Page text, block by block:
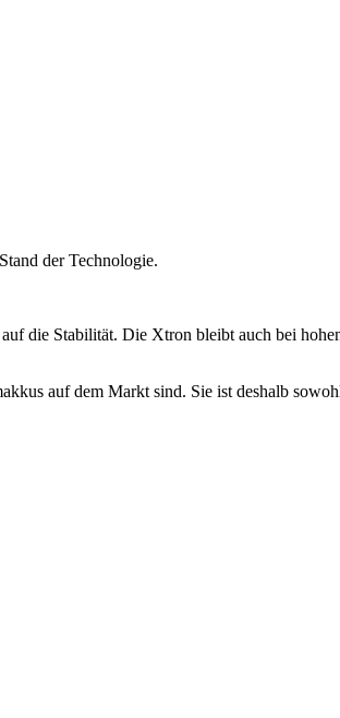
der Technologie.
die Stabilität. Die Xtron bleibt auch bei
auf dem Markt sind. Sie ist deshalb